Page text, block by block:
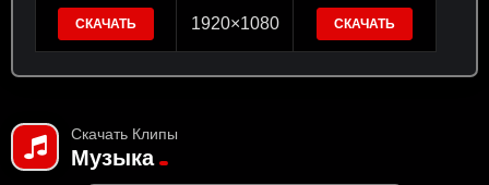
СКАЧАТЬ 1920×1080 СКАЧАТЬ
Скачать Клипы
Музыка